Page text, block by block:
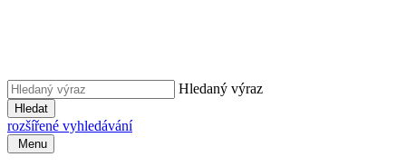
Hledaný výraz
Hledat
rozšířené vyhledávání
Menu